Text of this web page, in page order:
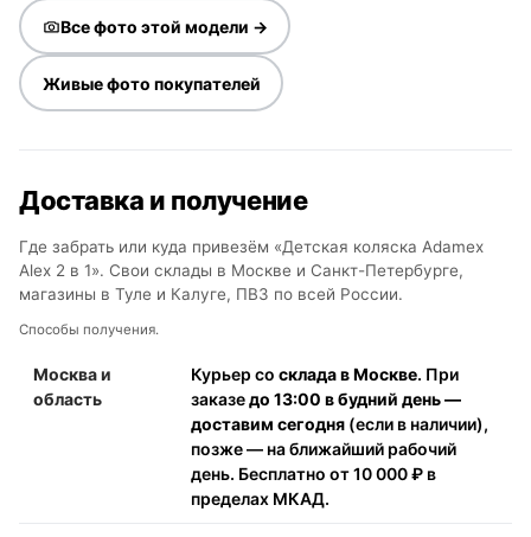
Все фото этой модели →
Живые фото покупателей
Доставка и получение
Где забрать или куда привезём «Детская коляска Adamex
Alex 2 в 1». Свои склады в Москве и Санкт-Петербурге,
магазины в Туле и Калуге, ПВЗ по всей России.
Способы получения.
Москва и
область
Курьер со склада в Москве. При
заказедо 13:00 в будний день —
доставим сегодня (если в наличии),
позже — на ближайший рабочий
день. Бесплатно от 10 000 ₽ в
пределах МКАД.